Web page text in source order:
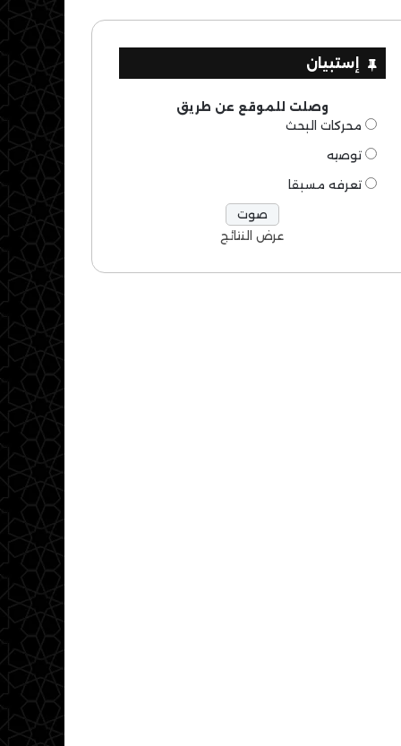
إستبيان
وصلت للموقع عن طريق
محركات البحث
توصيه
تعرفه مسبقا
عرض النتائج